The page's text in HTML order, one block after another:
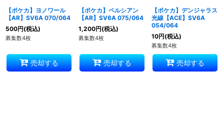
【ポケカ】ヨノワール
【AR】SV6A 070/064
500円(税込)
募集数4枚
売却する
【ポケカ】ペルシアン
【AR】SV6A 075/064
1,200円(税込)
募集数4枚
売却する
【ポケカ】デンジャラス
光線【ACE】SV6A
054/064
10円(税込)
募集数4枚
売却する